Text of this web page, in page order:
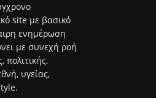
site με βασικό
ενημέρωση
με συνεχή ροή
πολιτικής,
υγείας,